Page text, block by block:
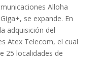
Alloha
se expande. En
adquisición del
Atex Telecom, el cual
25 localidades de